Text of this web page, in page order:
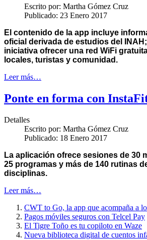
Escrito por: Martha Gómez Cruz
Publicado: 23 Enero 2017
El contenido de la app incluye
oficial derivada de estudios del
iniciativa ofrecer una red WiFi
locales, turistas y comunidad.
Leer más…
Ponte en forma con
Detalles
Escrito por: Martha Gómez Cruz
Publicado: 18 Enero 2017
La aplicación ofrece sesiones de 30
25 programas y más de 140 rutinas
disciplinas.
Leer más…
CWT to Go, la app que acompaña a
Pagos móviles seguros con Telcel Pay
El Tigre Toño es tu copiloto en Waze
Nueva biblioteca digital de cuentos